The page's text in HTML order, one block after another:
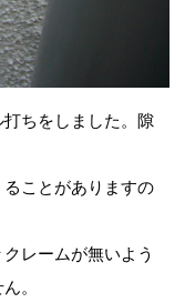
ちをしました。隙
ことがありますの
レームが無いよう
。